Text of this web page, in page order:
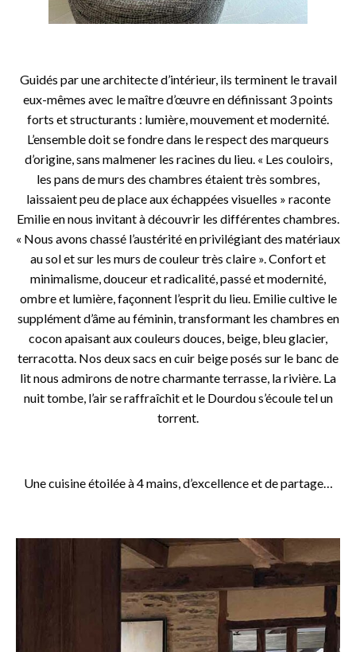
Guidés par une architecte d’intérieur, ils terminent le travail
eux-mêmes avec le maître d’œuvre en définissant 3 points
forts et structurants : lumière, mouvement et modernité.
L’ensemble doit se fondre dans le respect des marqueurs
d’origine, sans malmener les racines du lieu. « Les couloirs,
les pans de murs des chambres étaient très sombres,
laissaient peu de place aux échappées visuelles » raconte
Emilie en nous invitant à découvrir les différentes chambres.
« Nous avons chassé l’austérité en privilégiant des matériaux
au sol et sur les murs de couleur très claire ». Confort et
minimalisme, douceur et radicalité, passé et modernité,
ombre et lumière, façonnent l’esprit du lieu. Emilie cultive le
supplément d’âme au féminin, transformant les chambres en
cocon apaisant aux couleurs douces, beige, bleu glacier,
terracotta. Nos deux sacs en cuir beige posés sur le banc de
lit nous admirons de notre charmante terrasse, la rivière. La
nuit tombe, l’air se raffraîchit et le Dourdou s’écoule tel un
torrent.
Une cuisine étoilée à 4 mains, d’excellence et de partage…